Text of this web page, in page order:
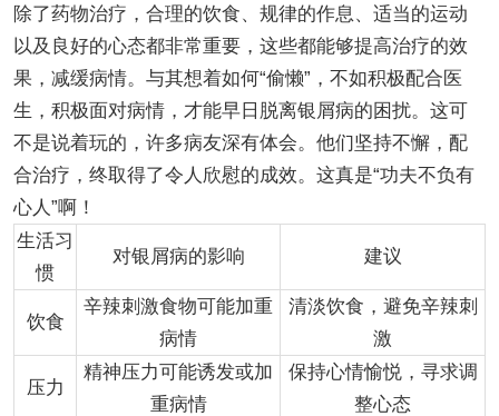
除了药物治疗，合理的饮食、规律的作息、适当的运动
以及良好的心态都非常重要，这些都能够提高治疗的效
果，减缓病情。与其想着如何“偷懒”，不如积极配合医
生，积极面对病情，才能早日脱离银屑病的困扰。这可
不是说着玩的，许多病友深有体会。他们坚持不懈，配
合治疗，终取得了令人欣慰的成效。这真是“功夫不负有
心人”啊！
生活习
惯
对银屑病的影响 建议
饮食
辛辣刺激食物可能加重
病情
清淡饮食，避免辛辣刺
激
压力
精神压力可能诱发或加
重病情
保持心情愉悦，寻求调
整心态